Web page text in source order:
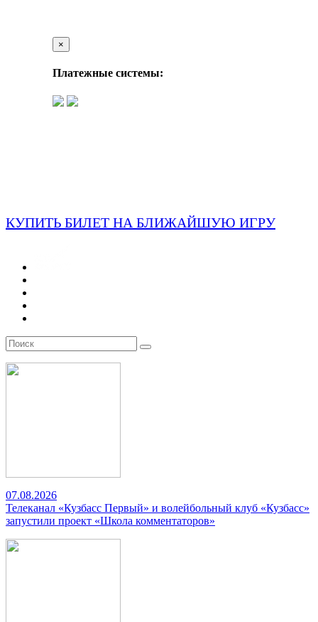
×
Платежные системы:
КУПИТЬ БИЛЕТ НА БЛИЖАЙШУЮ ИГРУ
07.08.2026
Телеканал «Кузбасс Первый» и волейбольный клуб «Кузбасс»
запустили проект «Школа комментаторов»